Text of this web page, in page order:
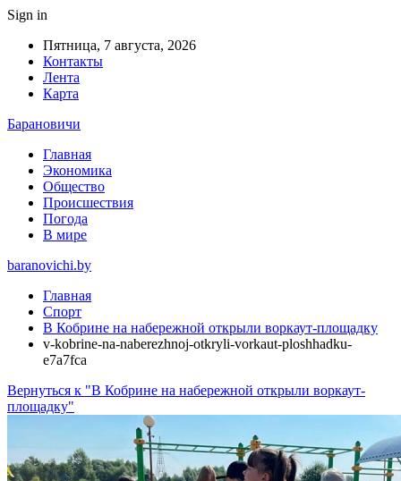
Sign in
Пятница, 7 августа, 2026
Контакты
Лента
Карта
Барановичи
Главная
Экономика
Общество
Происшествия
Погода
В мире
baranovichi.by
Главная
Спорт
В Кобрине на набережной открыли воркаут-площадку
v-kobrine-na-naberezhnoj-otkryli-vorkaut-ploshhadku-
e7a7fca
Вернуться к "В Кобрине на набережной открыли воркаут-
площадку"